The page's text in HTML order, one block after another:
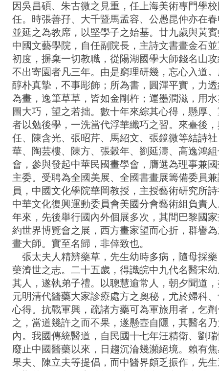
因吳昌碩、朱古微之見重，任上海美術專門學
任。時張善孖、大千暨馬孟容、公愚昆仲亦在
並延之為教席，以堅學子之始基。廿九歲與黃
中國文藝學院，自任副院長，主詩文書畫金石
初度，摒棄一切教職，從陽湖國學大師錢名山
不出寄園者凡三年。由是窮理研幾，忘心入道
醇朴真摯，不事彫飾；所為書，圓渾平實，力
為畫，逸筆草草，皆如金剛杵；運墨潤滋，用
圖大巧，望之若拙。數十年來綜其心得，懸厚
者以勉後學，一洗當代浮華纖巧之習。來臺後
任、陳含光、張昭芹、馬紹文、張鏡微等結詩
華、陶芸樓、陳方、張穀年、劉延濤、高逸鴻
會，參與發起中華民國畫學會，膺選為理事兼
主委。受聘為全國美展、全國書畫展籌備委員
員，中國文化學院華岡教授，主授藝術研究所
中華文化復興運動委員會美國分會藝術組負責
年來，先後舉行國內外個展多次，其間巴黎國
約世界博覽會之展，西方畫家望而心折，群譽
畫大師。實至名歸，非倖致也。
張太夫人精辨藥草，先生幼時多病，隨母採
藥濟世之志。二十五歲，得識皖中九代名醫宋
其人，遂執弟子禮。以聰慧逾常人，朝夕聞道
元明清代醫藥大家診療處方之奧秘，尤於婦科
心得。抗戰軍興，疏諸方藥可為軍旅用者，乞
之，當道幾許之而不果，遂懸壺自隱，其醫名
內。我國傳統醫道，自民國十七年汪精衛、劉
廢止中國醫藥以來，日趨沉淪幾瀕絕境。賴有
果夫、陳立夫等提倡，而中醫界頗乏振作，先